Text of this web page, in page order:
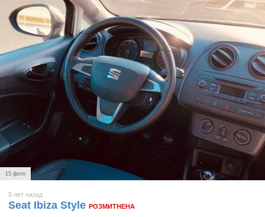
15 фото
5 лет назад
Seat Ibiza Style РОЗМИТНЕНА